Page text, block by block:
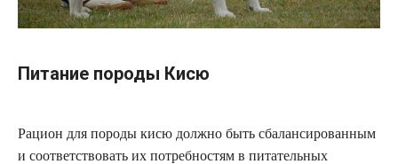
Питание породы Кисю
Рацион для породы кисю должно быть сбалансированным
и соответствовать их потребностям в питательных